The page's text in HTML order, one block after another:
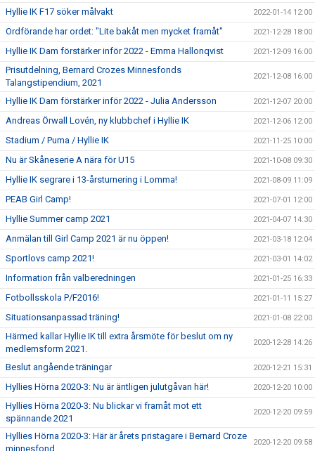
Hyllie IK F17 söker målvakt 2022-01-14 12:00
Ordförande har ordet: "Lite bakåt men mycket framåt" 2021-12-28 18:00
Hyllie IK Dam förstärker inför 2022 - Emma Hallonqvist 2021-12-09 16:00
Prisutdelning, Bernard Crozes Minnesfonds
Talangstipendium, 2021
2021-12-08 16:00
Hyllie IK Dam förstärker inför 2022 - Julia Andersson 2021-12-07 20:00
Andreas Örwall Lovén, ny klubbchef i Hyllie IK 2021-12-06 12:00
Stadium / Puma / Hyllie IK 2021-11-25 10:00
Nu är Skåneserie A nära för U15 2021-10-08 09:30
Hyllie IK segrare i 13-årsturnering i Lomma! 2021-08-09 11:09
PEAB Girl Camp! 2021-07-01 12:00
Hyllie Summer camp 2021 2021-04-07 14:30
Anmälan till Girl Camp 2021 är nu öppen! 2021-03-18 12:04
Sportlovs camp 2021! 2021-03-01 14:02
Information från valberedningen 2021-01-25 16:33
Fotbollsskola P/F2016! 2021-01-11 15:27
Situationsanpassad träning! 2021-01-08 22:00
Härmed kallar Hyllie IK till extra årsmöte för beslut om ny
medlemsform 2021.
2020-12-28 14:26
Beslut angående träningar 2020-12-21 15:31
Hyllies Hörna 2020-3: Nu är äntligen julutgåvan här! 2020-12-20 10:00
Hyllies Hörna 2020-3: Nu blickar vi framåt mot ett
spännande 2021
2020-12-20 09:59
Hyllies Hörna 2020-3: Här är årets pristagare i Bernard Croze
minnesfond
2020-12-20 09:58